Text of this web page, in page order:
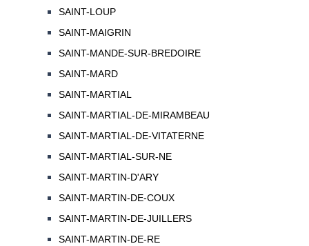
SAINT-LOUP
SAINT-MAIGRIN
SAINT-MANDE-SUR-BREDOIRE
SAINT-MARD
SAINT-MARTIAL
SAINT-MARTIAL-DE-MIRAMBEAU
SAINT-MARTIAL-DE-VITATERNE
SAINT-MARTIAL-SUR-NE
SAINT-MARTIN-D'ARY
SAINT-MARTIN-DE-COUX
SAINT-MARTIN-DE-JUILLERS
SAINT-MARTIN-DE-RE